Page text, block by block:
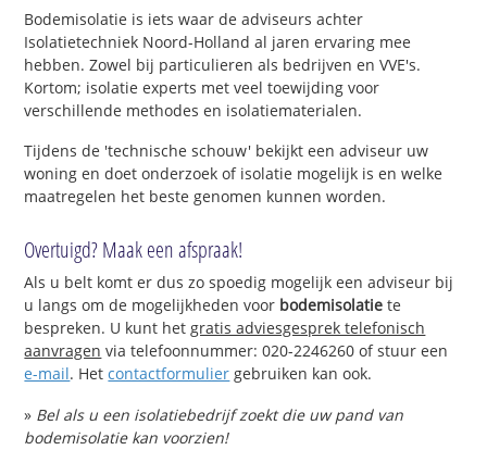
Bodemisolatie is iets waar de adviseurs achter
Isolatietechniek Noord-Holland al jaren ervaring mee
hebben. Zowel bij particulieren als bedrijven en VVE's.
Kortom; isolatie experts met veel toewijding voor
verschillende methodes en isolatiematerialen.
Tijdens de 'technische schouw' bekijkt een adviseur uw
woning en doet onderzoek of isolatie mogelijk is en welke
maatregelen het beste genomen kunnen worden.
Overtuigd? Maak een afspraak!
Als u belt komt er dus zo spoedig mogelijk een adviseur bij
u langs om de mogelijkheden voor bodemisolatie te
bespreken. U kunt hetgratis adviesgesprek telefonisch
aanvragen via telefoonnummer: 020-2246260 of stuur een
e-mail. Hetcontactformulier gebruiken kan ook.
» Bel als u een isolatiebedrijf zoekt die uw pand van
bodemisolatie kan voorzien!